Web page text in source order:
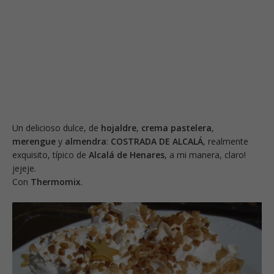
Un delicioso dulce, de hojaldre, crema pastelera,
merengue y almendra: COSTRADA DE ALCALÁ, realmente
exquisito, típico de Alcalá de Henares, a mi manera, claro!
jejeje.
Con Thermomix.